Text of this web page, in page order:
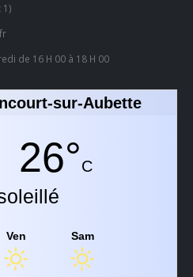
1)
de 16 H 00 à 18 H 00
sur-Aubette
26°C
Ven Sam